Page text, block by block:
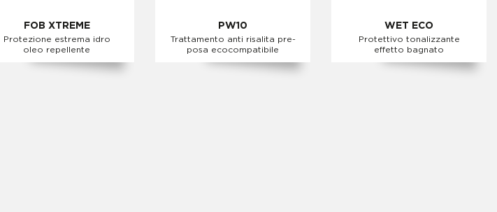
FOB XTREME
Protezione estrema idro
oleo repellente
PW10
Trattamento anti risalita pre-
posa ecocompatibile
WET ECO
Protettivo tonalizzante
effetto bagnato